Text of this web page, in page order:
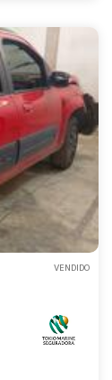
VENDIDO